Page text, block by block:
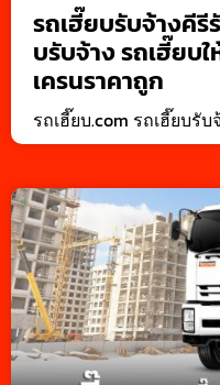
รถเฮี๊ยบรับจ้างคีรี
บรับจ้าง รถเฮี๊ยบ
เครนราคาถูก
รถเฮี๊ยบ.com รถเฮี๊ยบรั